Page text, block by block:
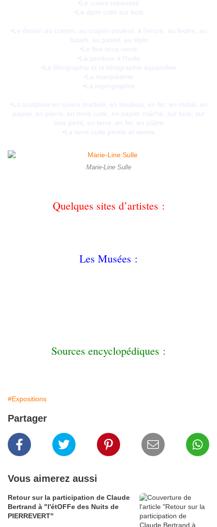
•Le cuivre repoussé
•Le daim collé sur bois
•Le dessin au crayon, au crayon couleur, à l’encre, au feutre, au
fusain, au pastel, au stylo
•Le fixé sous verre
•La peinture à l’huile
•La lithographie et la lithographie aquarellée
•La marqueterie
•La reprographie
•La sculpture en cuivre martelé, en bouleau, en fer, en métal, en
papier, en pierre, en terre cuite, en papier mâché, sur bois, sur
bois peint, en terre, en fer, en plâtre
•La terre cuite peinte et vernie
Marie-Line Sulle
Quelques sites d’artistes :
Les Musées :
Sources encyclopédiques :
#Expositions
Partager
Vous aimerez aussi
Retour sur la participation de Claude
Bertrand à "l'étOFFe des Nuits de
PIERREVERT"